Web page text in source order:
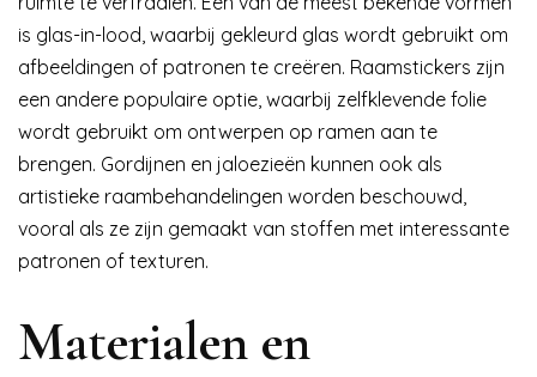
is glas-in-lood, waarbij gekleurd glas wordt gebruikt om
afbeeldingen of patronen te creëren. Raamstickers zijn
een andere populaire optie, waarbij zelfklevende folie
wordt gebruikt om ontwerpen op ramen aan te
brengen. Gordijnen en jaloezieën kunnen ook als
artistieke raambehandelingen worden beschouwd,
vooral als ze zijn gemaakt van stoffen met interessante
patronen of texturen.
Materialen en